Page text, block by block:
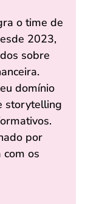
o time de
2023,
sobre
domínio
storytelling
por
com os